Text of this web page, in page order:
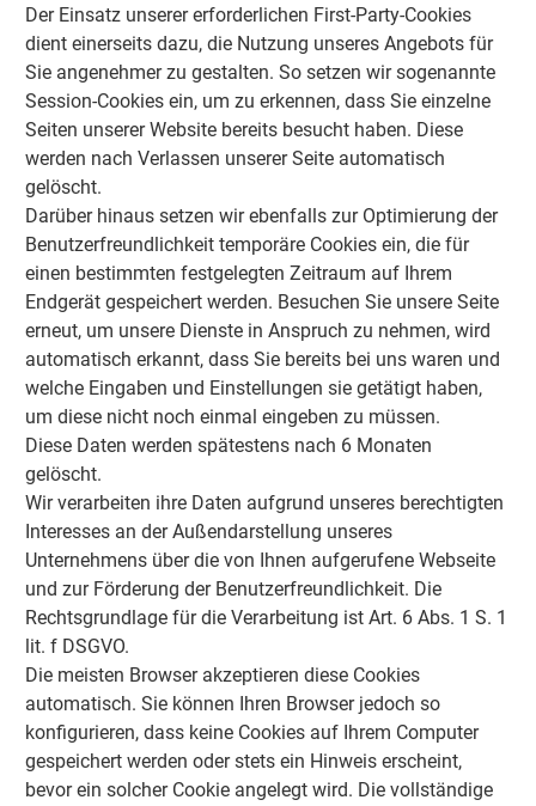
Der Einsatz unserer erforderlichen First-Party-Cookies
dient einerseits dazu, die Nutzung unseres Angebots für
Sie angenehmer zu gestalten. So setzen wir sogenannte
Session-Cookies ein, um zu erkennen, dass Sie einzelne
Seiten unserer Website bereits besucht haben. Diese
werden nach Verlassen unserer Seite automatisch
gelöscht.
Darüber hinaus setzen wir ebenfalls zur Optimierung der
Benutzerfreundlichkeit temporäre Cookies ein, die für
einen bestimmten festgelegten Zeitraum auf Ihrem
Endgerät gespeichert werden. Besuchen Sie unsere Seite
erneut, um unsere Dienste in Anspruch zu nehmen, wird
automatisch erkannt, dass Sie bereits bei uns waren und
welche Eingaben und Einstellungen sie getätigt haben,
um diese nicht noch einmal eingeben zu müssen.
Diese Daten werden spätestens nach 6 Monaten
gelöscht.
Wir verarbeiten ihre Daten aufgrund unseres berechtigten
Interesses an der Außendarstellung unseres
Unternehmens über die von Ihnen aufgerufene Webseite
und zur Förderung der Benutzerfreundlichkeit. Die
Rechtsgrundlage für die Verarbeitung ist Art. 6 Abs. 1 S. 1
lit. f DSGVO.
Die meisten Browser akzeptieren diese Cookies
automatisch. Sie können Ihren Browser jedoch so
konfigurieren, dass keine Cookies auf Ihrem Computer
gespeichert werden oder stets ein Hinweis erscheint,
bevor ein solcher Cookie angelegt wird. Die vollständige